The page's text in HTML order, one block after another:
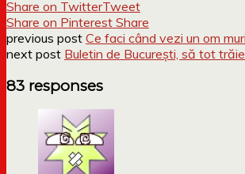
Share on TwitterTweet
Share on Pinterest Share
previous post Ce faci când vezi un om
next post Buletin de București, să tot
83 responses